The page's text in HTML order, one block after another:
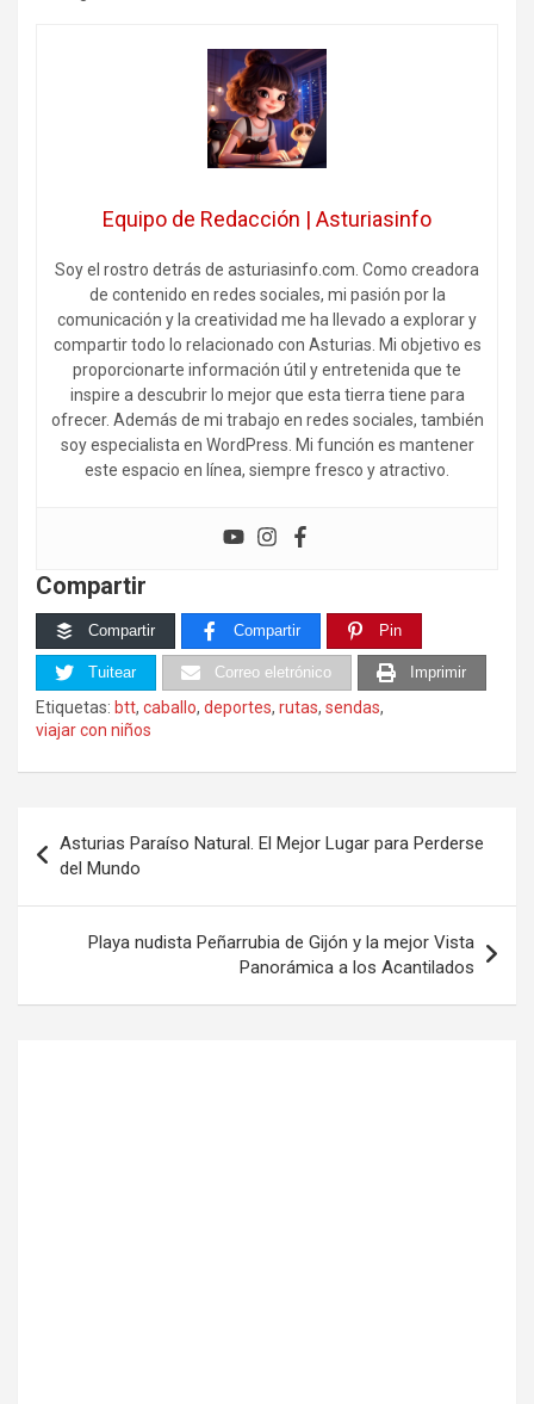
Equipo de Redacción | Asturiasinfo
Soy el rostro detrás de asturiasinfo.com. Como creadora
de contenido en redes sociales, mi pasión por la
comunicación y la creatividad me ha llevado a explorar y
compartir todo lo relacionado con Asturias. Mi objetivo es
proporcionarte información útil y entretenida que te
inspire a descubrir lo mejor que esta tierra tiene para
ofrecer. Además de mi trabajo en redes sociales, también
soy especialista en WordPress. Mi función es mantener
este espacio en línea, siempre fresco y atractivo.
Compartir
Compartir Compartir Pin
Tuitear Correo eletrónico Imprimir
Etiquetas: btt, caballo, deportes, rutas, sendas,
viajar con niños
de
entradas
Asturias Paraíso Natural. El Mejor Lugar para Perderse
del Mundo
Playa nudista Peñarrubia de Gijón y la mejor Vista
Panorámica a los Acantilados